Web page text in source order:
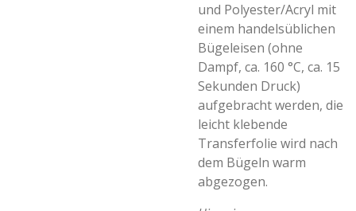
und Polyester/Acryl mit
einem handelsüblichen
Bügeleisen (ohne
Dampf, ca. 160 °C, ca. 15
Sekunden Druck)
aufgebracht werden, die
leicht klebende
Transferfolie wird nach
dem Bügeln warm
abgezogen.